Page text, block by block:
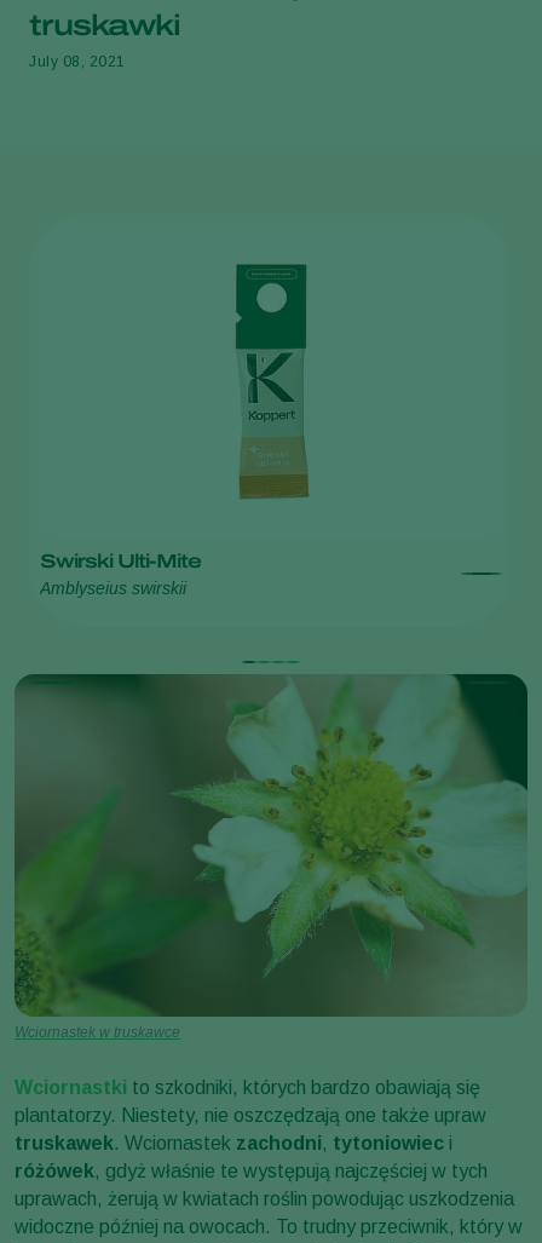
truskawki
July 08, 2021
Swirski Ulti-Mite
Amblyseius swirskii
Wciornastek w truskawce
Wciornastki to szkodniki, których bardzo obawiają się
plantatorzy. Niestety, nie oszczędzają one także upraw
truskawek. Wciornastek zachodni, tytoniowiec i
różówek, gdyż właśnie te występują najczęściej w tych
uprawach, żerują w kwiatach roślin powodując uszkodzenia
widoczne później na owocach. To trudny przeciwnik, który w